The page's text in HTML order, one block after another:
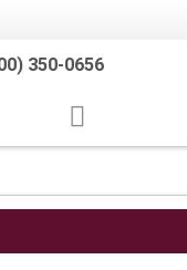
350-0656